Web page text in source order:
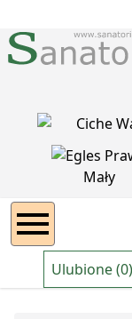
Ulubione (0)